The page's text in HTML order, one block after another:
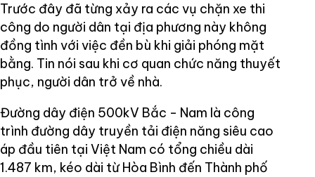
Trước đây đã từng xảy ra các vụ chặn xe thi
công do người dân tại địa phương này không
đồng tình với việc đền bù khi giải phóng mặt
bằng. Tin nói sau khi cơ quan chức năng thuyết
phục, người dân trở về nhà.
Đường dây điện 500kV Bắc - Nam là công
trình đường dây truyền tải điện năng siêu cao
áp đầu tiên tại Việt Nam có tổng chiều dài
1.487 km, kéo dài từ Hòa Bình đến Thành phố